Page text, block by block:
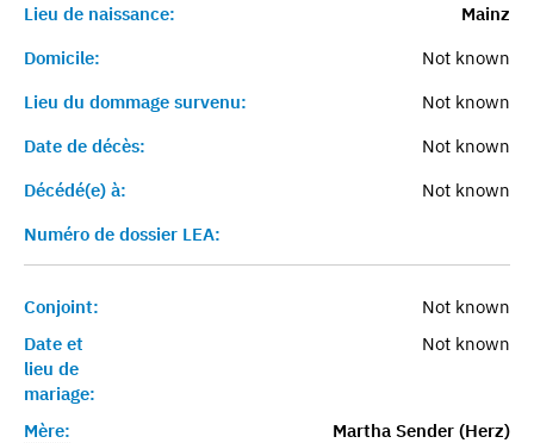
Lieu de naissance:
Mainz
Domicile:
Not known
Lieu du dommage survenu:
Not known
Date de décès:
Not known
Décédé(e) à:
Not known
Numéro de dossier LEA:
Conjoint:
Not known
Date et
lieu de
mariage:
Not known
Mère:
Martha Sender (Herz)